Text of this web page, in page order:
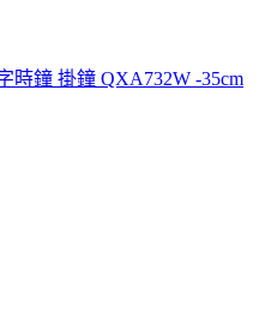
時鐘 掛鐘 QXA732W -35cm